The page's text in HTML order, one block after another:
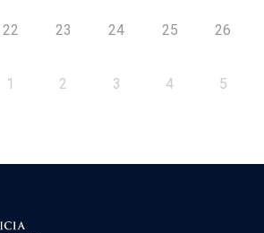
22 23 24 25 26
1 2 3 4 5